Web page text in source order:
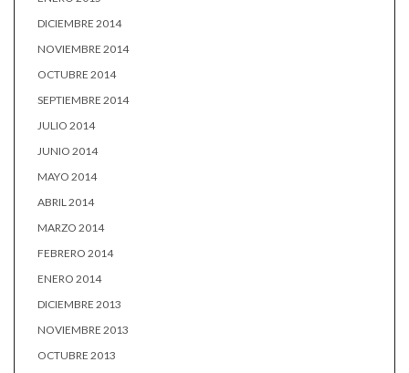
DICIEMBRE 2014
NOVIEMBRE 2014
OCTUBRE 2014
SEPTIEMBRE 2014
JULIO 2014
JUNIO 2014
MAYO 2014
ABRIL 2014
MARZO 2014
FEBRERO 2014
ENERO 2014
DICIEMBRE 2013
NOVIEMBRE 2013
OCTUBRE 2013